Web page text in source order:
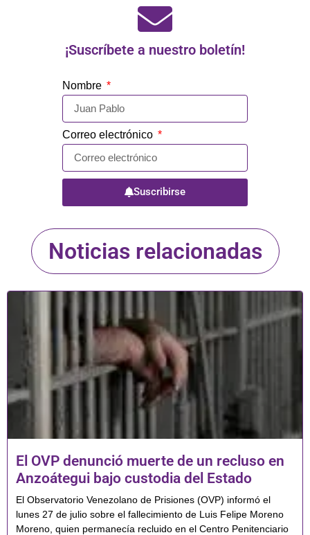
¡Suscríbete a nuestro boletín!
Nombre
Correo electrónico
Suscribirse
Noticias relacionadas
El OVP denunció muerte de un recluso en
Anzoátegui bajo custodia del Estado
El Observatorio Venezolano de Prisiones (OVP) informó el
lunes 27 de julio sobre el fallecimiento de Luis Felipe Moreno
Moreno, quien permanecía recluido en el Centro Penitenciario